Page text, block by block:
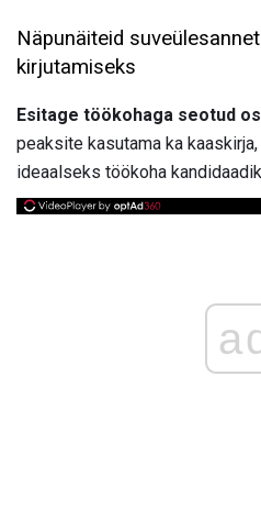
Näpunäiteid
kirjutamiseks
Esitage töökohaga seotud
peaksite kasutama ka
ideaalseks töökoha